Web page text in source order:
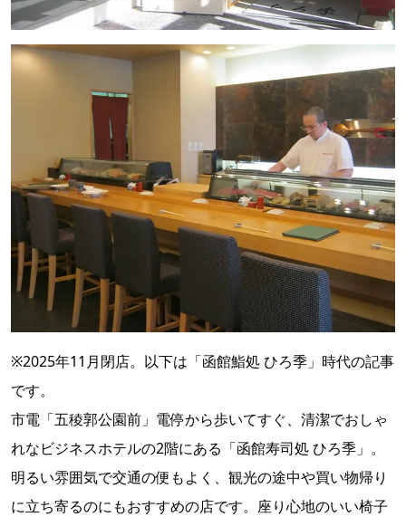
※2025年11月閉店。以下は「函館鮨処 ひろ季」時代の記事
です。
市電「五稜郭公園前」電停から歩いてすぐ、清潔でおしゃ
れなビジネスホテルの2階にある「函館寿司処 ひろ季」。
明るい雰囲気で交通の便もよく、観光の途中や買い物帰り
に立ち寄るのにもおすすめの店です。座り心地のいい椅子